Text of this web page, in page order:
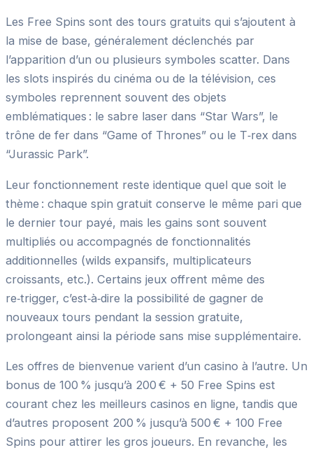
Les Free Spins sont des tours gratuits qui s’ajoutent à
la mise de base, généralement déclenchés par
l’apparition d’un ou plusieurs symboles scatter. Dans
les slots inspirés du cinéma ou de la télévision, ces
symboles reprennent souvent des objets
emblématiques : le sabre laser dans “Star Wars”, le
trône de fer dans “Game of Thrones” ou le T‑rex dans
“Jurassic Park”.
Leur fonctionnement reste identique quel que soit le
thème : chaque spin gratuit conserve le même pari que
le dernier tour payé, mais les gains sont souvent
multipliés ou accompagnés de fonctionnalités
additionnelles (wilds expansifs, multiplicateurs
croissants, etc.). Certains jeux offrent même des
re‑trigger, c’est‑à‑dire la possibilité de gagner de
nouveaux tours pendant la session gratuite,
prolongeant ainsi la période sans mise supplémentaire.
Les offres de bienvenue varient d’un casino à l’autre. Un
bonus de 100 % jusqu’à 200 € + 50 Free Spins est
courant chez les meilleurs casinos en ligne, tandis que
d’autres proposent 200 % jusqu’à 500 € + 100 Free
Spins pour attirer les gros joueurs. En revanche, les